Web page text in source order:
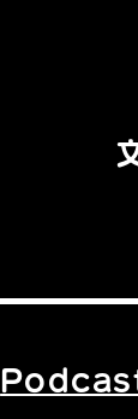
Podcast